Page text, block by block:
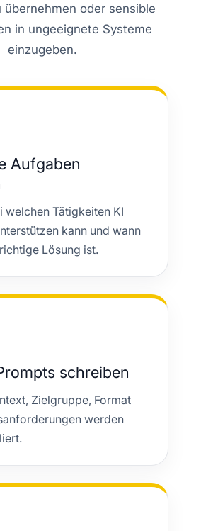
übernehmen oder sensible
in ungeeignete Systeme
einzugeben.
Aufgaben
welchen Tätigkeiten KI
kann und wann
Lösung ist.
schreiben
Zielgruppe, Format
werden